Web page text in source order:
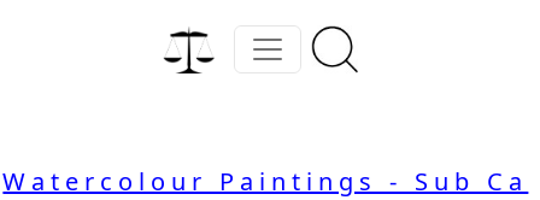
Watercolour Paintings - Sub Ca